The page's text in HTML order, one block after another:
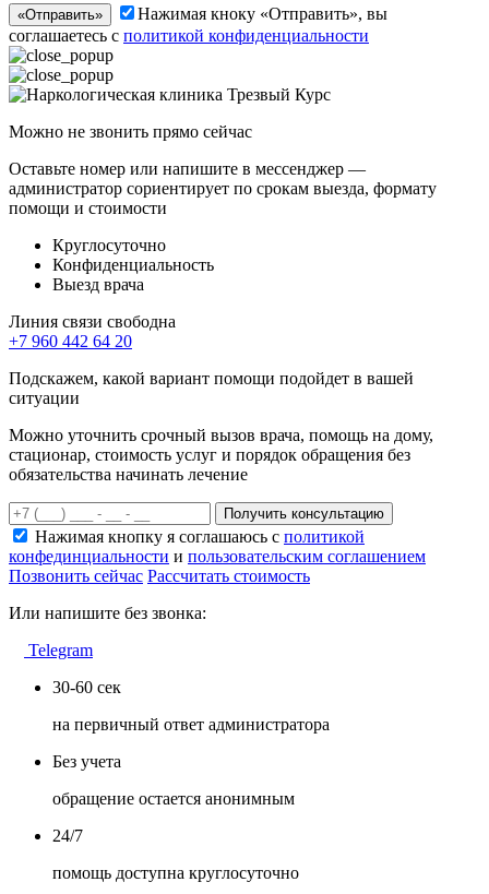
«Отправить»
Нажимая кноку «Отправить», вы
соглашаетесь с политикой конфиденциальности
Можно не звонить прямо сейчас
Оставьте номер или напишите в мессенджер —
администратор сориентирует по срокам выезда, формату
помощи и стоимости
Круглосуточно
Конфиденциальность
Выезд врача
Линия связи свободна
+7 960 442 64 20
Подскажем, какой вариант помощи подойдет в вашей
ситуации
Можно уточнить срочный вызов врача, помощь на дому,
стационар, стоимость услуг и порядок обращения без
обязательства начинать лечение
Получить консультацию
Нажимая кнопку я соглашаюсь с политикой
конфединциальности и пользовательским соглашением
Позвонить сейчас Рассчитать стоимость
Или напишите без звонка:
Telegram
30-60 сек
на первичный ответ администратора
Без учета
обращение остается анонимным
24/7
помощь доступна круглосуточно